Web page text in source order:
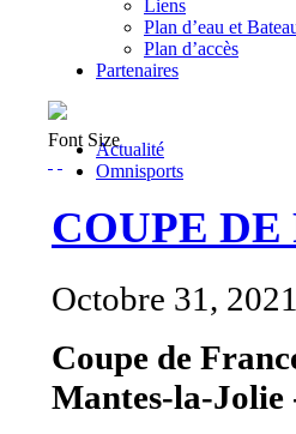
Liens
Plan d’eau et
Plan d’accès
Partenaires
Actualité
Omnisports
Font Size
COUPE DE
Octobre 31, 2021
Coupe de
Mantes-la-Jolie